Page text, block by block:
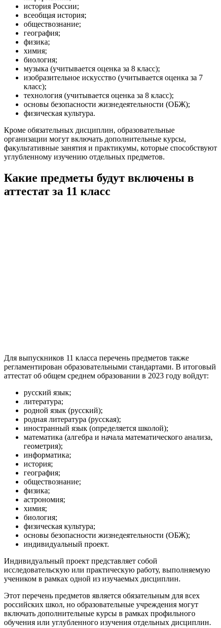
история России;
всеобщая история;
обществознание;
география;
физика;
химия;
биология;
музыка (учитывается оценка за 8 класс);
изобразительное искусство (учитывается оценка за 7
класс);
технология (учитывается оценка за 8 класс);
основы безопасности жизнедеятельности (ОБЖ);
физическая культура.
Кроме обязательных дисциплин, образовательные
организации могут включать дополнительные курсы,
факультативные занятия и практикумы, которые способствуют
углубленному изучению отдельных предметов.
Какие предметы будут включены в
аттестат за 11 класс
Для выпускников 11 класса перечень предметов также
регламентирован образовательными стандартами. В итоговый
аттестат об общем среднем образовании в 2023 году войдут:
русский язык;
литература;
родной язык (русский);
родная литература (русская);
иностранный язык (определяется школой);
математика (алгебра и начала математического анализа,
геометрия);
информатика;
история;
география;
обществознание;
физика;
астрономия;
химия;
биология;
физическая культура;
основы безопасности жизнедеятельности (ОБЖ);
индивидуальный проект.
Индивидуальный проект представляет собой
исследовательскую или практическую работу, выполняемую
учеником в рамках одной из изучаемых дисциплин.
Этот перечень предметов является обязательным для всех
российских школ, но образовательные учреждения могут
включать дополнительные курсы в рамках профильного
обучения или углубленного изучения отдельных дисциплин.